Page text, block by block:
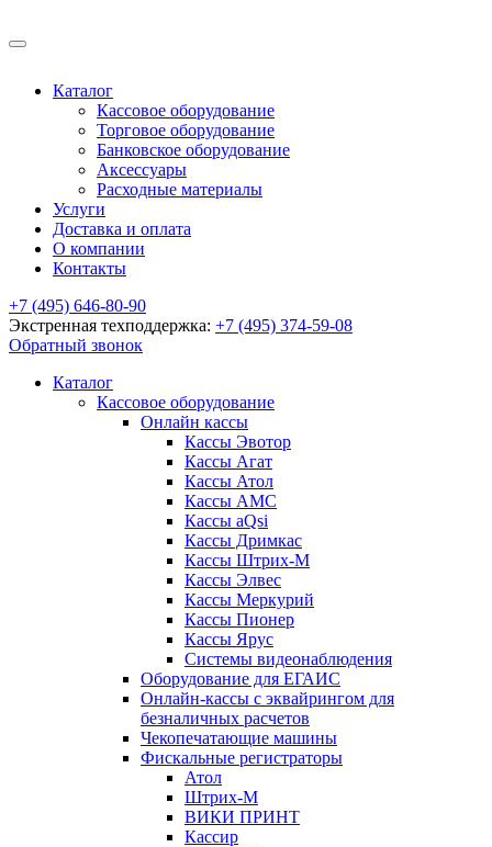
Каталог
Кассовое оборудование
Торговое оборудование
Банковское оборудование
Аксессуары
Расходные материалы
Услуги
Доставка и оплата
О компании
Контакты
+7 (495) 646-80-90
Экстренная техподдержка: +7 (495) 374-59-08
Обратный звонок
Каталог
Кассовое оборудование
Онлайн кассы
Кассы Эвотор
Кассы Агат
Кассы Атол
Кассы АМС
Кассы aQsi
Кассы Дримкас
Кассы Штрих-М
Кассы Элвес
Кассы Меркурий
Кассы Пионер
Кассы Ярус
Системы видеонаблюдения
Оборудование для ЕГАИС
Онлайн-кассы с эквайрингом для
безналичных расчетов
Чекопечатающие машины
Фискальные регистраторы
Атол
Штрих-М
ВИКИ ПРИНТ
Кассир